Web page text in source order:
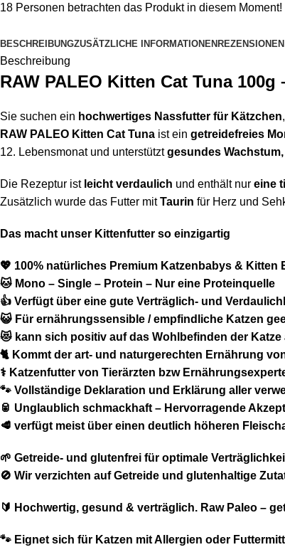
18 Personen betrachten das Produkt in diesem Moment!
BESCHREIBUNGZUSÄTZLICHE INFORMATIONEN
Beschreibung
RAW PALEO Kitten Cat Tuna
Sie suchen ein hochwertiges Nassfutter für Kätzchen
RAW PALEO Kitten Cat Tuna ist ein getreidefreies
12. Lebensmonat und unterstütztgesundes
Die Rezeptur ist leicht verdaulich und enthält nur eine
Zusätzlich wurde das Futter mitTaurin für Herz und
Das macht unser Kittenfutter so einzigartig
💖 100% natürliches Premium Katzenbabys & Kitten
🐱 Mono – Single – Protein – Nur eine Proteinquelle
👍 Verfügt über eine gute Verträglich- und
😺 Für ernährungssensible / empfindliche Katzen
😻 kann sich positiv auf das Wohlbefinden der Katze
🐈 Kommt der art- und naturgerechten Ernährung
⚕️ Katzenfutter von Tierärzten bzw
🐾 Vollständige Deklaration und Erklärung aller
🥫 Unglaublich schmackhaft – Hervorragende
🥩 verfügt meist über einen deutlich höheren
🌱 Getreide- und glutenfrei für optimale
🚫 Wir verzichten auf Getreide und glutenhaltige
🔰 Hochwertig, gesund & verträglich. Raw Paleo –
🐾 Eignet sich für Katzen mit Allergien oder